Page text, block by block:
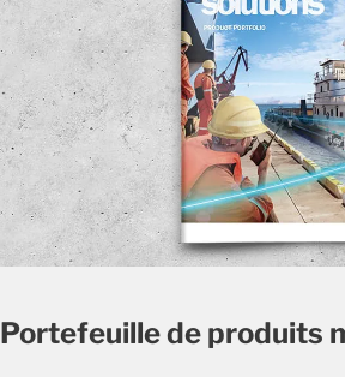
Portefeuille de produits